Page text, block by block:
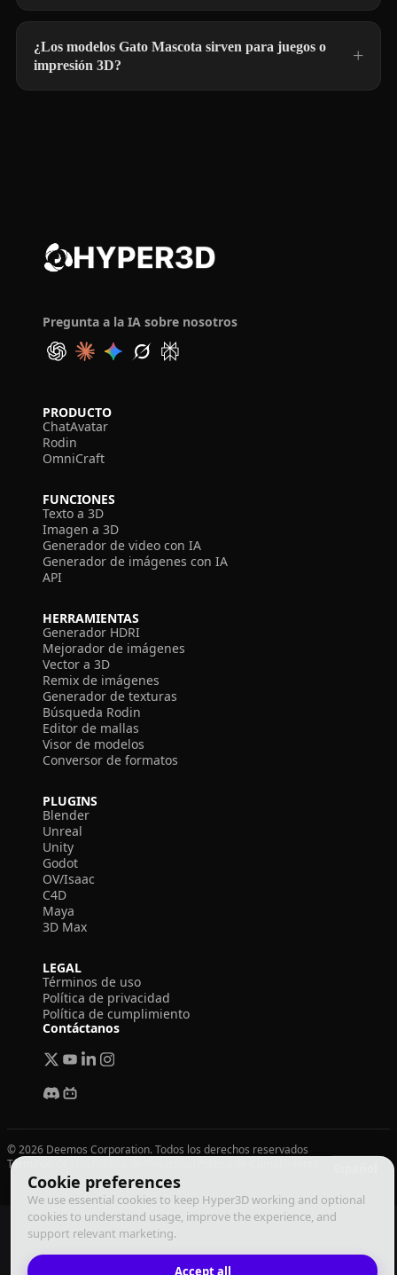
Cookie preferences
We use essential cookies to keep Hyper3D working and optional
cookies to understand usage, improve the experience, and
support relevant marketing.
Accept all
¿Los modelos Gato Mascota sirven para juegos o
impresión 3D?
Pregunta a la IA sobre nosotros
PRODUCTO
ChatAvatar
Rodin
OmniCraft
FUNCIONES
Texto a 3D
Imagen a 3D
Generador de video con IA
Generador de imágenes con IA
API
HERRAMIENTAS
Generador HDRI
Mejorador de imágenes
Vector a 3D
Remix de imágenes
Generador de texturas
Búsqueda Rodin
Editor de mallas
Visor de modelos
Conversor de formatos
PLUGINS
Blender
Unreal
Unity
Godot
OV/Isaac
C4D
Maya
3D Max
LEGAL
Términos de uso
Política de privacidad
Política de cumplimiento
Contáctanos
© 2026 Deemos Corporation. Todos los derechos reservados
Términos de Uso